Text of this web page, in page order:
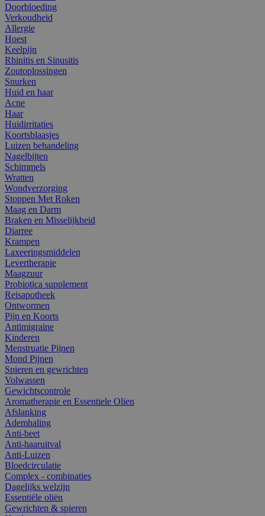
Doorbloeding
Verkoudheid
Allergie
Hoest
Keelpijn
Rhinitis en Sinusitis
Zoutoplossingen
Snurken
Huid en haar
Acne
Haar
Huidirritaties
Koortsblaasjes
Luizen behandeling
Nagelbijten
Schimmels
Wratten
Wondverzorging
Stoppen Met Roken
Maag en Darm
Braken en Misselijkheid
Diarree
Krampen
Laxeeringsmiddelen
Levertherapie
Maagzuur
Probiotica supplement
Reisapotheek
Ontwormen
Pijn en Koorts
Antimigraine
Kinderen
Menstruatie Pijnen
Mond Pijnen
Spieren en gewrichten
Volwassen
Gewichtscontrole
Aromatherapie en Essentiele Olien
Afslanking
Ademhaling
Anti-beet
Anti-haaruitval
Anti-Luizen
Bloedcirculatie
Complex - combinaties
Dagelijks welzijn
Essentiële oliën
Gewrichten & spieren